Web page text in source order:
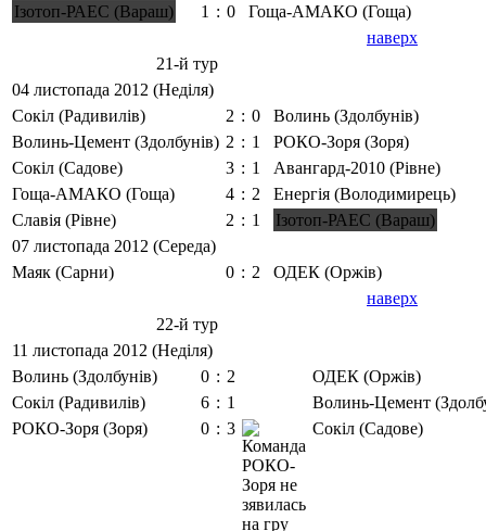
Ізотоп-РАЕС (Вараш)
1 : 0
Гоща-АМАКО (Гоща)
наверх
21-й тур
04 листопада 2012 (Неділя)
Сокіл (Радивилів)
2 : 0
Волинь (Здолбунів)
Волинь-Цемент (Здолбунів) 2 : 1
РОКО-Зоря (Зоря)
Сокіл (Садове)
3 : 1
Авангард-2010 (Рівне)
Гоща-АМАКО (Гоща)
4 : 2
Енергія (Володимирець)
Славія (Рівне)
2 : 1
Ізотоп-РАЕС (Вараш)
07 листопада 2012 (Середа)
Маяк (Сарни)
0 : 2
ОДЕК (Оржів)
наверх
22-й тур
11 листопада 2012 (Неділя)
Волинь (Здолбунів)
0 : 2
ОДЕК (Оржів)
Сокіл (Радивилів)
6 : 1
Волинь-Цемент
РОКО-Зоря (Зоря)
0 : 3 Сокіл (Садове)